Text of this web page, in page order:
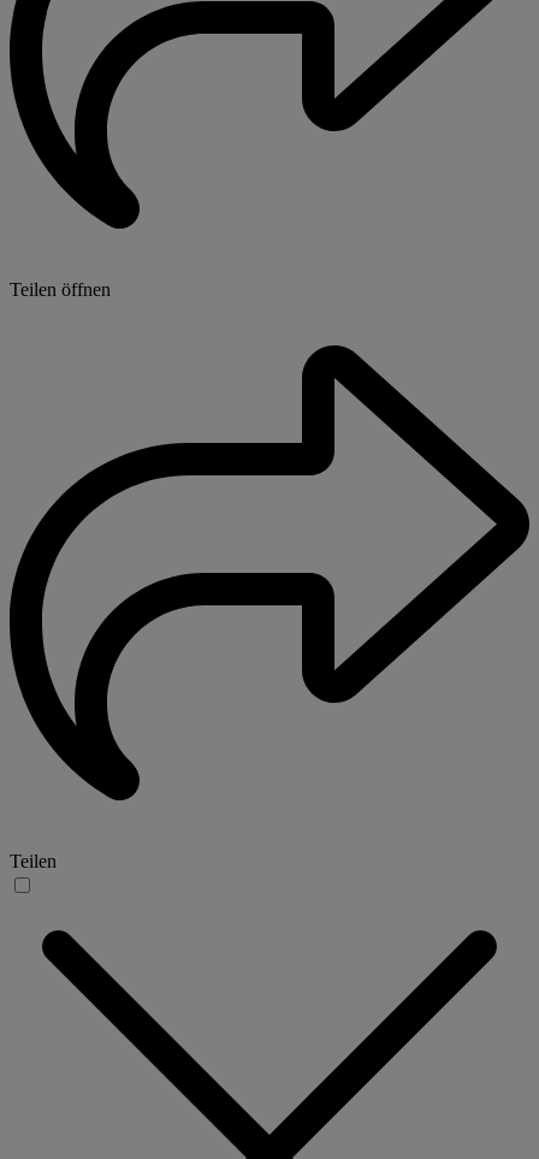
Teilen öffnen
Teilen